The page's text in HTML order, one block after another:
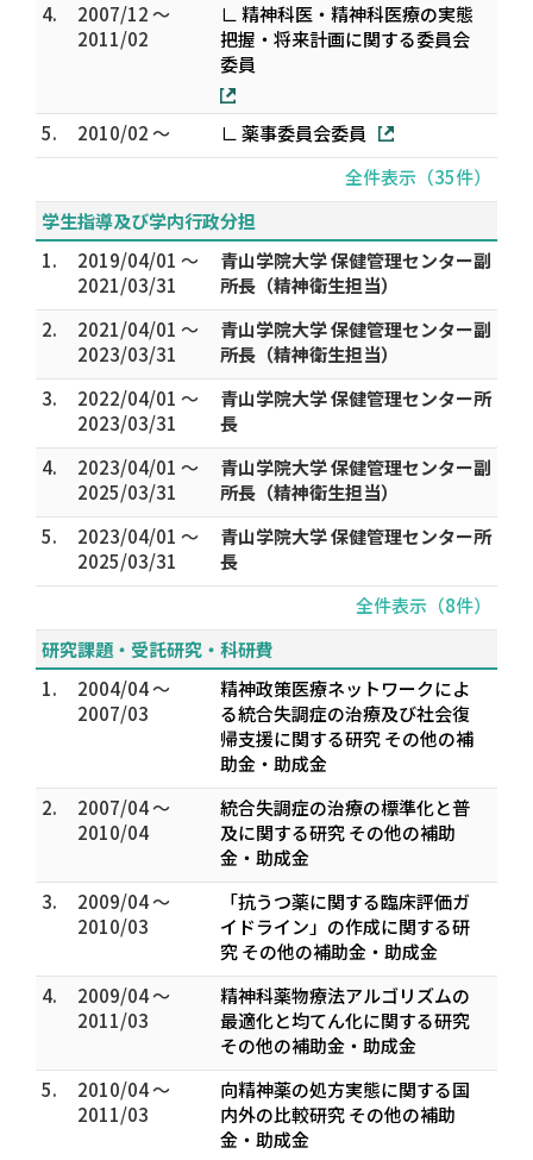
4.
2007/12 ～
2011/02
∟ 精神科医・精神科医療の実態
把握・将来計画に関する委員会
委員
5. 2010/02 ～
∟ 薬事委員会委員
全件表示（35件）
学生指導及び学内行政分担
1.
2019/04/01 ～
2021/03/31
青山学院大学 保健管理センター副
所長（精神衛生担当）
2.
2021/04/01 ～
2023/03/31
青山学院大学 保健管理センター副
所長（精神衛生担当）
3.
2022/04/01 ～
2023/03/31
青山学院大学 保健管理センター所
長
4.
2023/04/01 ～
2025/03/31
青山学院大学 保健管理センター副
所長（精神衛生担当）
5.
2023/04/01 ～
2025/03/31
青山学院大学 保健管理センター所
長
全件表示（8件）
研究課題・受託研究・科研費
1.
2004/04 ～
2007/03
精神政策医療ネットワークによ
る統合失調症の治療及び社会復
帰支援に関する研究 その他の補
助金・助成金
2.
2007/04 ～
2010/04
統合失調症の治療の標準化と普
及に関する研究 その他の補助
金・助成金
3.
2009/04 ～
2010/03
「抗うつ薬に関する臨床評価ガ
イドライン」の作成に関する研
究 その他の補助金・助成金
4.
2009/04 ～
2011/03
精神科薬物療法アルゴリズムの
最適化と均てん化に関する研究
その他の補助金・助成金
5.
2010/04 ～
2011/03
向精神薬の処方実態に関する国
内外の比較研究 その他の補助
金・助成金